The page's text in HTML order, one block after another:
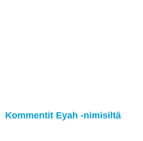
Kommentit Eyah -nimisiltä